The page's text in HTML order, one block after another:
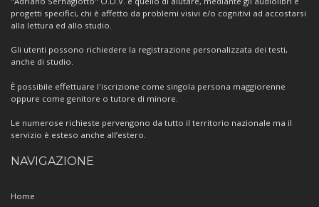
progetti specifici, chi è affetto da problemi visivi e/o cognitivi ad accostarsi
alla lettura ed allo studio.
Gli utenti possono richiedere la registrazione personalizzata dei testi,
anche di studio.
È possibile effettuare l'iscrizione come singola persona maggiorenne
oppure come genitore o tutore di minore.
Le numerose richieste pervengono da tutto il territorio nazionale ma il
servizio è esteso anche all’estero.
NAVIGAZIONE
Home